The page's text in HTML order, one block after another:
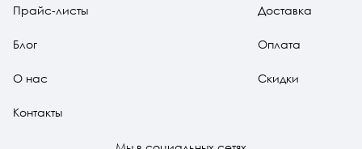
Прайс-листы
Блог
О нас
Контакты
Доставка
Оплата
Скидки